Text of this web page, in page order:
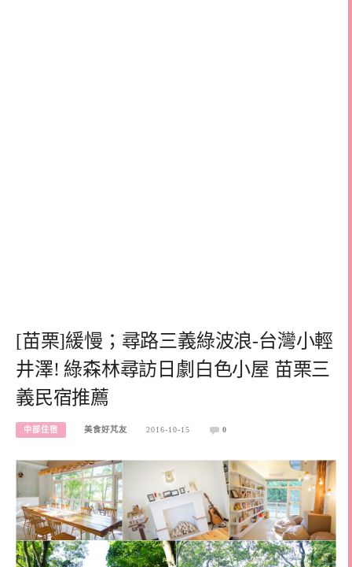
[苗栗]緩慢；尋路三義綠波浪-台灣小輕
井澤! 綠森林尋訪日劇白色小屋 苗栗三
義民宿推薦
中部住宿 美食好芃友 2016-10-15 0